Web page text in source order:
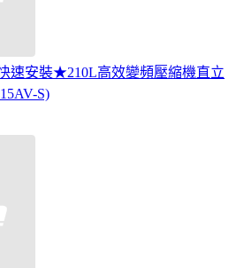
速安裝★210L高效變頻壓縮機直立
S)